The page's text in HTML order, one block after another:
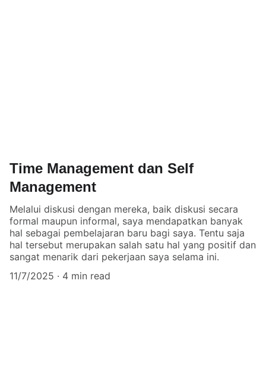
Time Management dan Self
Management
Melalui diskusi dengan mereka, baik diskusi secara
formal maupun informal, saya mendapatkan banyak
hal sebagai pembelajaran baru bagi saya. Tentu saja
hal tersebut merupakan salah satu hal yang positif dan
sangat menarik dari pekerjaan saya selama ini.
11/7/2025
4 min read